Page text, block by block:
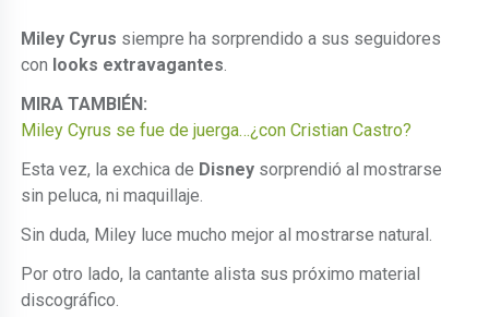
Miley Cyrus siempre ha sorprendido a sus seguidores
con looks extravagantes.
MIRA TAMBIÉN:
Miley Cyrus se fue de juerga…¿con Cristian Castro?
Esta vez, la exchica de Disney sorprendió al mostrarse
sin peluca, ni maquillaje.
Sin duda, Miley luce mucho mejor al mostrarse natural.
Por otro lado, la cantante alista sus próximo material
discográfico.